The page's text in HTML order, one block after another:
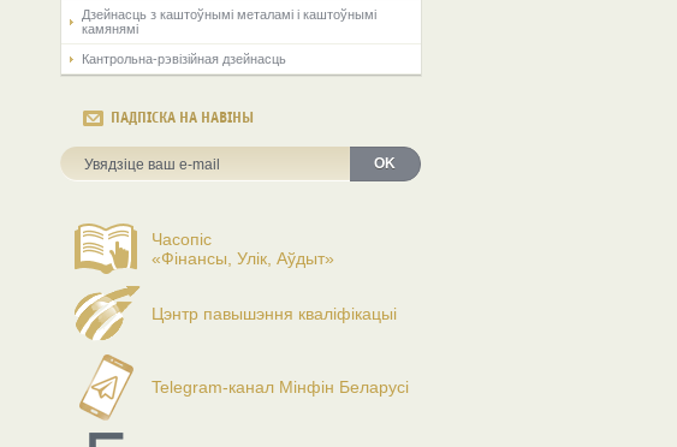
Дзейнасць з каштоўнымі металамі і каштоўнымі
камянямі
Кантрольна-рэвізійная дзейнасць
ПАДПІСКА НА НАВІНЫ
OK
Часопіс
«Фінансы, Улік, Аўдыт»
Цэнтр павышэння кваліфікацыі
Telegram-канал Мінфін Беларусі